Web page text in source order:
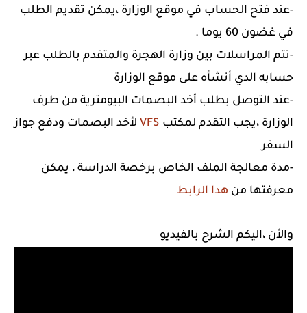
-عند فتح الحساب في موقع الوزارة ،يمكن تقديم الطلب
في غضون 60 يوما .
-تتم المراسلات بين وزارة الهجرة والمتقدم بالطلب عبر
حسابه الدي أنشأه على موقع الوزارة
-عند التوصل بطلب أخد البصمات البيومترية من طرف
الوزارة ،يجب التقدم لمكتب VFS لأخد البصمات ودفع جواز
السفر
-مدة معالجة الملف الخاص برخصة الدراسة ، يمكن
معرفتها من هدا الرابط
والأن ،اليكم الشرح بالفيديو